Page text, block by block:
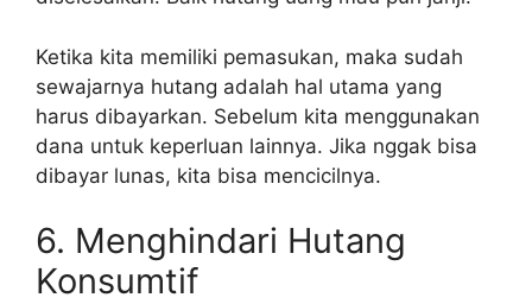
Ketika kita memiliki pemasukan, maka sudah
sewajarnya hutang adalah hal utama yang
harus dibayarkan. Sebelum kita menggunakan
dana untuk keperluan lainnya. Jika nggak bisa
dibayar lunas, kita bisa mencicilnya.
6. Menghindari Hutang
Konsumtif